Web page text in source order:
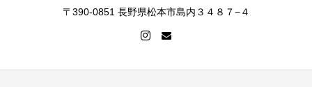
〒390-0851 長野県松本市島内３４８７−４